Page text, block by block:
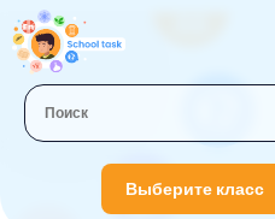
Выберите класс